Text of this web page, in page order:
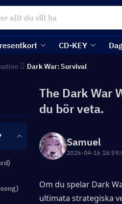
CD-KEY
Dark War: Survival
The Dark War
du bör veta.
Samuel
2026-04-16
Om du spelar Dark
ultimata strategiska